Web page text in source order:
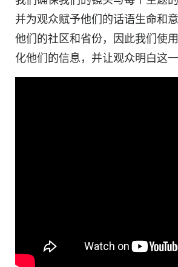
并为观众赋予他们的话语生命和
他们的社区和省份，因此我们使
化他们的信息，并让观众明白这一